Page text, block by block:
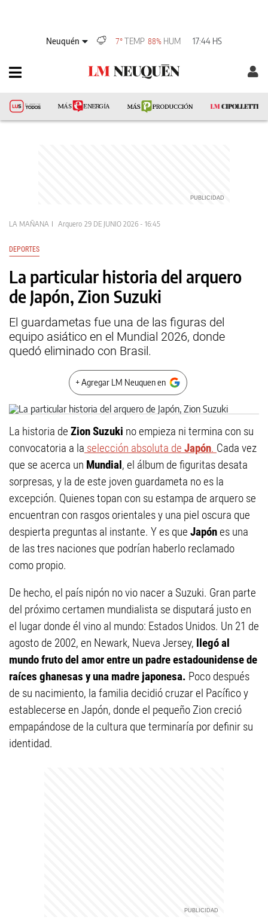
Neuquén 7° TEMP 88% HUM 17:44 HS
LA MAÑANA Arquero 29 DE JUNIO 2026 - 16:45
DEPORTES
La particular historia del arquero
de Japón, Zion Suzuki
El guardametas fue una de las figuras del
equipo asiático en el Mundial 2026, donde
quedó eliminado con Brasil.
+ Agregar LM Neuquen en
La historia de Zion Suzuki no empieza ni termina con su
convocatoria a la selección absoluta de Japón. Cada vez
que se acerca un Mundial, el álbum de figuritas desata
sorpresas, y la de este joven guardameta no es la
excepción. Quienes topan con su estampa de arquero se
encuentran con rasgos orientales y una piel oscura que
despierta preguntas al instante. Y es que Japónes una
de las tres naciones que podrían haberlo reclamado
como propio.
De hecho, el país nipón no vio nacer a Suzuki. Gran parte
del próximo certamen mundialista se disputará justo en
el lugar donde él vino al mundo: Estados Unidos. Un 21 de
agosto de 2002, en Newark, Nueva Jersey, llegó al
mundo fruto del amor entre un padre estadounidense de
raíces ghanesas y una madre japonesa. Poco después
de su nacimiento, la familia decidió cruzar el Pacífico y
establecerse en Japón, donde el pequeño Zion creció
empapándose de la cultura que terminaría por definir su
identidad.